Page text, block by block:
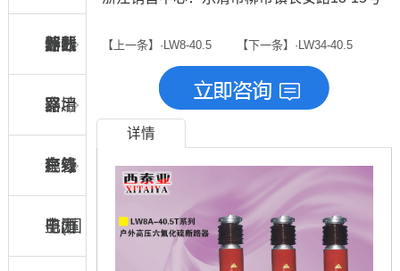
器
器
熔断
器
断器
外线
路用
绝缘
子(国
计数
器、
在线
监测
穿墙
套管
户外
电压
电力
【上一条】·LW8-40.5 【下一条】·LW34-40.5
详情